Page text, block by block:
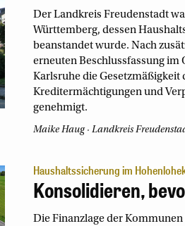
Der Landkreis Freudenstadt
Württemberg, dessen
beanstandet wurde. Nach
erneuten Beschlussfassung im
Karlsruhe die Gesetzmäßigkeit
Kreditermächtigungen und
genehmigt.
Maike Haug Landkreis
Haushaltssicherung im
Konsolidieren,
Die Finanzlage der